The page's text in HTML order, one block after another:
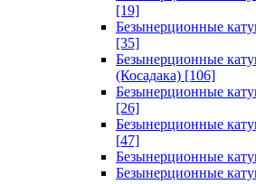
[19]
Безынерционные
[35]
Безынерционные
(Косадака) [106]
Безынерционные
[26]
Безынерционные
[47]
Безынерционные
Безынерционные